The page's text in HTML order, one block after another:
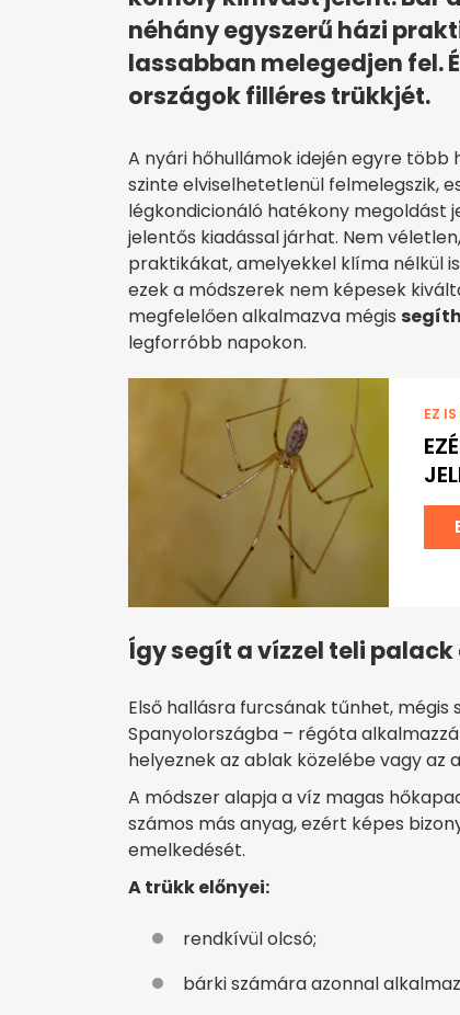
néhány egyszerű házi
lassabban melegedjen fel.
országok filléres trükkjét.
A nyári hőhullámok idején egyre több
szinte elviselhetetlenül felmelegszik,
légkondicionáló hatékony megoldást
jelentős kiadással járhat. Nem
praktikákat, amelyekkel klíma nélkül
ezek a módszerek nem képesek
megfelelően alkalmazva mégis
legforróbb napokon.
EZ IS
Így segít a vízzel teli palack
Első hallásra furcsának tűnhet,
Spanyolországba – régóta
helyeznek az ablak közelébe vagy az
A módszer alapja a víz magas
számos más anyag, ezért képes
emelkedését.
A trükk előnyei:
rendkívül olcsó;
bárki számára azonnal